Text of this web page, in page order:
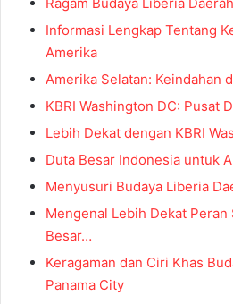
Informasi Lengkap Tentang
Amerika
Amerika Selatan: Keindahan
KBRI Washington DC: Pusat
Lebih Dekat dengan KBRI
Duta Besar Indonesia untuk
Menyusuri Budaya Liberia
Mengenal Lebih Dekat Peran
Besar…
Keragaman dan Ciri Khas
Panama City